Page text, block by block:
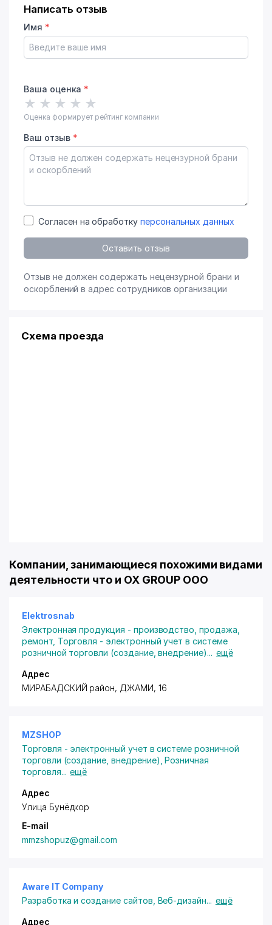
Написать отзыв
Имя *
Ваша оценка *
★ ★ ★ ★ ★
Оценка формирует рейтинг компании
Ваш отзыв *
Согласен на обработку персональных данных
Оставить отзыв
Отзыв не должен содержать нецензурной брани и
оскорблений в адрес сотрудников организации
Схема проезда
Компании, занимающиеся похожими видами
деятельности что и OX GROUP ООО
Elektrosnab
Электронная продукция - производство, продажа,
ремонт, Торговля - электронный учет в системе
розничной торговли (создание, внедрение)... ещё
Адрес
МИРАБАДСКИЙ район, ДЖАМИ, 16
MZSHOP
Торговля - электронный учет в системе розничной
торговли (создание, внедрение) ,Розничная
торговля... ещё
Адрес
Улица Бунёдкор
E-mail
mmzshopuz@gmail.com
Aware IT Company
Разработка и создание сайтов Веб-дизайн... ещё
Адрес